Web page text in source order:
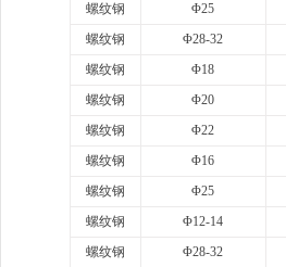
螺纹钢
Φ25
螺纹钢
Φ28-32
螺纹钢
Φ18
螺纹钢
Φ20
螺纹钢
Φ22
螺纹钢
Φ16
螺纹钢
Φ25
螺纹钢
Φ12-14
螺纹钢
Φ28-32